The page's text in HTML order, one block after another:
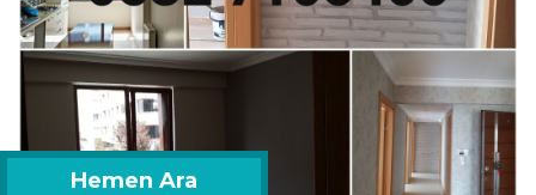
Hemen Ara